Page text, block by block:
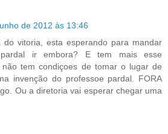
de 2012 às 13:46
vitoria, esta esperando para mandar
ir embora? E tem mais esse
não tem condiçoes de tomar o lugar de
invenção do professoe pardal. FORA
Ou a diretoria vai esperar chegar uma